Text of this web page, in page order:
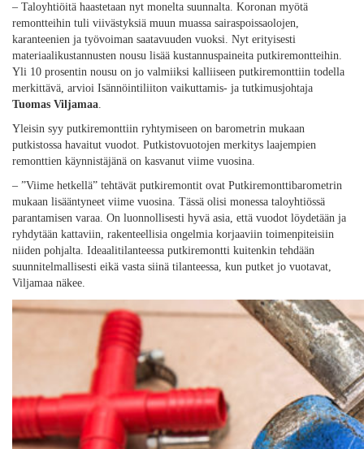
– Taloyhtiöitä haastetaan nyt monelta suunnalta. Koronan myötä
remontteihin tuli viivästyksiä muun muassa sairaspoissaolojen,
karanteenien ja työvoiman saatavuuden vuoksi. Nyt erityisesti
materiaalikustannusten nousu lisää kustannuspaineita putkiremontteihin.
Yli 10 prosentin nousu on jo valmiiksi kalliiseen putkiremonttiin todella
merkittävä, arvioi Isännöintiliiton vaikuttamis- ja tutkimusjohtaja
Tuomas Viljamaa.
Yleisin syy putkiremonttiin ryhtymiseen on barometrin mukaan
putkistossa havaitut vuodot. Putkistovuotojen merkitys laajempien
remonttien käynnistäjänä on kasvanut viime vuosina.
– ”Viime hetkellä” tehtävät putkiremontit ovat Putkiremonttibarometrin
mukaan lisääntyneet viime vuosina. Tässä olisi monessa taloyhtiössä
parantamisen varaa. On luonnollisesti hyvä asia, että vuodot löydetään ja
ryhdytään kattaviin, rakenteellisia ongelmia korjaaviin toimenpiteisiin
niiden pohjalta. Ideaalitilanteessa putkiremontti kuitenkin tehdään
suunnitelmallisesti eikä vasta siinä tilanteessa, kun putket jo vuotavat,
Viljamaa näkee.